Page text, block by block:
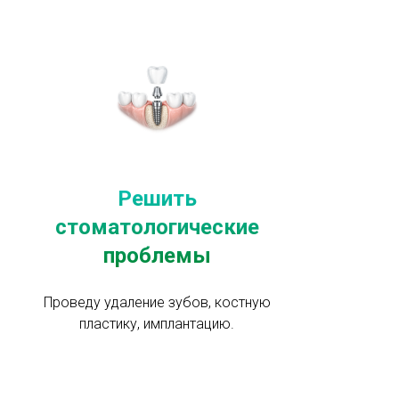
Решить
стоматологические
проблемы
Проведу удаление зубов, костную
пластику, имплантацию.